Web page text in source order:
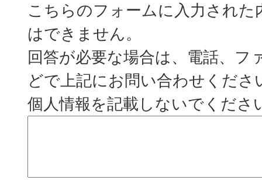
こちらのフォームに入力された
はできません。
回答が必要な場合は、電話、フ
どで上記にお問い合わせくださ
個人情報を記載しないでくださ